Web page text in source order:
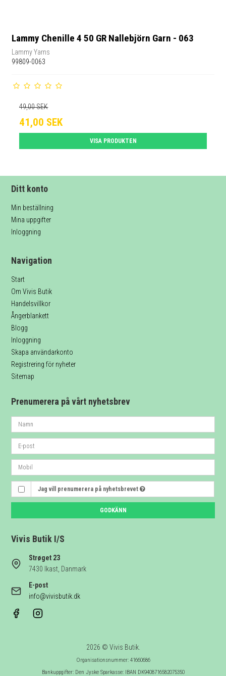
Lammy Chenille 4 50 GR Nallebjörn Garn - 063
Lammy Yarns
99809-0063
49,00 SEK
41,00 SEK
VISA PRODUKTEN
Ditt konto
Min beställning
Mina uppgifter
Inloggning
Navigation
Start
Om Vivis Butik
Handelsvillkor
Ångerblankett
Blogg
Inloggning
Skapa användarkonto
Registrering för nyheter
Sitemap
Prenumerera på vårt nyhetsbrev
Jag vill prenumerera på nyhetsbrevet
GODKÄNN
Vivis Butik I/S
Strøget 23
7430 Ikast, Danmark
E-post
info@vivisbutik.dk
2026 © Vivis Butik.
Organisationsnummer: 41660686
Bankuppgifter: Den Jyske Sparkasse: IBAN DK9408716582075350